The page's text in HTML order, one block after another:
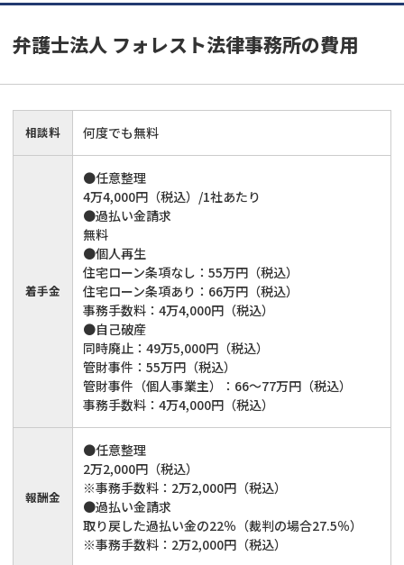
弁護士法人 フォレスト法律事務所の費用
相談料 何度でも無料
着手金
●任意整理
4万4,000円（税込）/1社あたり
●過払い金請求
無料
●個人再生
住宅ローン条項なし：55万円（税込）
住宅ローン条項あり：66万円（税込）
事務手数料：4万4,000円（税込）
●自己破産
同時廃止：49万5,000円（税込）
管財事件：55万円（税込）
管財事件（個人事業主）：66～77万円（税込）
事務手数料：4万4,000円（税込）
報酬金
●任意整理
2万2,000円（税込）
※事務手数料：2万2,000円（税込）
●過払い金請求
取り戻した過払い金の22％（裁判の場合27.5％）
※事務手数料：2万2,000円（税込）